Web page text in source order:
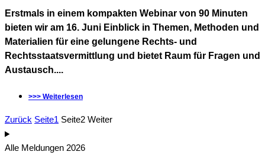
Erstmals in einem kompakten Webinar von 90 Minuten
bieten wir am 16. Juni Einblick in Themen, Methoden und
Materialien für eine gelungene Rechts- und
Rechtsstaatsvermittlung und bietet Raum für Fragen und
Austausch....
>>> Weiterlesen
Zurück Seite1 Seite2 Weiter
Alle Meldungen 2026